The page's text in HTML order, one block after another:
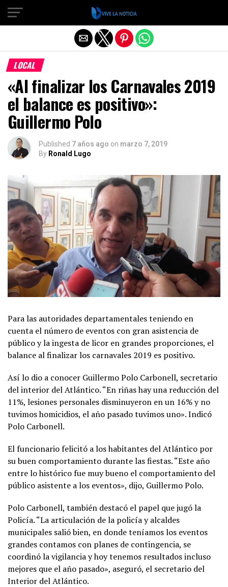
LOCAL
«Al finalizar los Carnavales 2019
el balance es positivo»:
Guillermo Polo
Published 7 años ago on marzo 7, 2019
By Ronald Lugo
Para las autoridades departamentales teniendo en
cuenta el número de eventos con gran asistencia de
público y la ingesta de licor en grandes proporciones, el
balance al finalizar los carnavales 2019 es positivo.
Así lo dio a conocer Guillermo Polo Carbonell, secretario
del interior del Atlántico. “En riñas hay una reducción del
11%, lesiones personales disminuyeron en un 16% y no
tuvimos homicidios, el año pasado tuvimos uno». Indicó
Polo Carbonell.
El funcionario felicitó a los habitantes del Atlántico por
su buen comportamiento durante las fiestas. “Este año
entre lo histórico fue muy bueno el comportamiento del
público asistente a los eventos», dijo, Guillermo Polo.
Polo Carbonell, también destacó el papel que jugó la
Policía. “La articulación de la policía y alcaldes
municipales salió bien, en donde teníamos los eventos
grandes contamos con planes de contingencia, se
coordinó la vigilancia y hoy tenemos resultados incluso
mejores que el año pasado», aseguró, el secretario del
Interior del Atlántico.
Salir de la versión móvil